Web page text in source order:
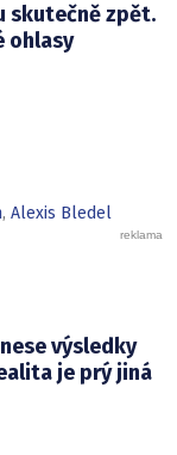
skutečně zpět.
ohlasy
, Alexis Bledel
výsledky
je prý jiná